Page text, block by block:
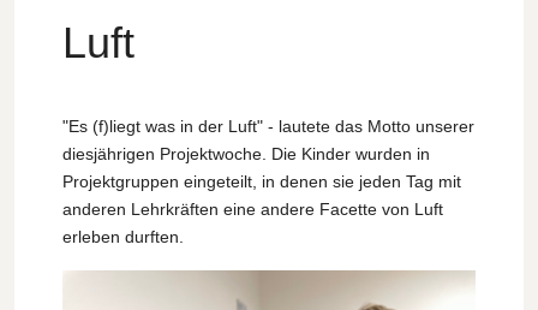
Luft
"Es (f)liegt was in der Luft" - lautete das Motto unserer
diesjährigen Projektwoche. Die Kinder wurden in
Projektgruppen eingeteilt, in denen sie jeden Tag mit
anderen Lehrkräften eine andere Facette von Luft
erleben durften.